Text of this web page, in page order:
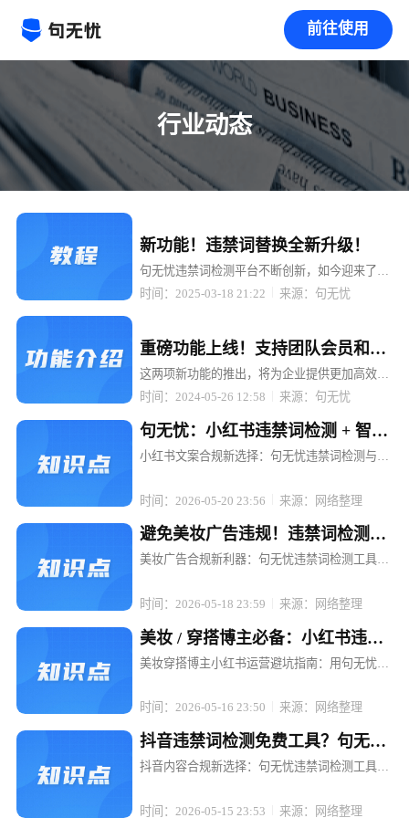
前往使用
行业动态
新功能！违禁词替换全新升级！
句无忧违禁词检测平台不断创新，如今迎来了重
大升级 —— 检测出来的违禁词可以一键替换成
时间：2025-03-18 21:22 来源：句无忧
重磅功能上线！支持团队会员和
API接口，助力企业高效管理与智
能检测！
这两项新功能的推出，将为企业提供更加高效、
便捷的违禁词检测服务，助力企业轻松应对内容
时间：2024-05-26 12:58 来源：句无忧
句无忧：小红书违禁词检测 + 智能
替换，文案不打折
小红书文案合规新选择：句无忧违禁词检测与智
望通过优质内容吸引粉丝、提升转化。然而，违
禁词的存在却像一颗颗隐形的地雷...
时间：2026-05-20 23:56 来源：网络整理
避免美妆广告违规！违禁词检测工
具句无忧强烈推荐
美妆广告合规新利器：句无忧违禁词检测工具，
放已成为品牌推广的重要手段。然而，随着广告
法的日益严格和各平台规则的不断更新，美妆广
告中的违禁词问题成了众多品牌和...
时间：2026-05-18 23:59 来源：网络整理
美妆 / 穿搭博主必备：小红书违禁
词检测工具句无忧
美妆穿搭博主小红书运营避坑指南：用句无忧搞
记可能因一句"最显瘦"被限流，一场美妆直播可
能因"美白神器"被平台下架。对于依赖内容输出
的美妆穿搭博主而言，违禁词...
时间：2026-05-16 23:50 来源：网络整理
抖音违禁词检测免费工具？句无忧
满足合规需求
抖音内容合规新选择：句无忧违禁词检测工具，
发展的当下，内容创作者和电商运营者们面临着
时间：2026-05-15 23:53 来源：网络整理